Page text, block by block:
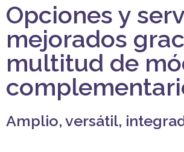
Opciones y
mejorados
multitud de
Amplio, versátil,